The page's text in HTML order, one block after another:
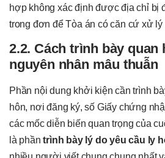
hợp không xác định được địa chỉ bị
trong đơn để Tòa án có căn cứ xử lý
2.2. Cách trình bày quan
nguyên nhân mâu thuẫn
Phần nội dung khởi kiện cần trình
hôn, nơi đăng ký, số Giấy chứng
các mốc diễn biến quan trọng của
là phầntrình bày lý do yêu cầu ly